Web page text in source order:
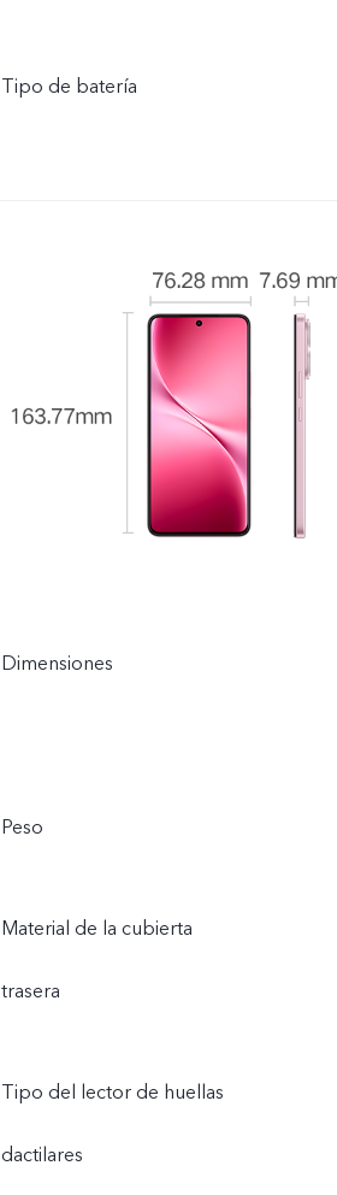
Tipo de batería
Dimensiones
Peso
Material de la cubierta
trasera
Tipo del lector de huellas
dactilares